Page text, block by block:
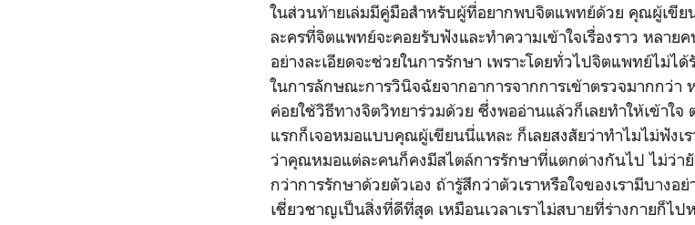
ในส่วนท้ายเล่มมีคู่มือสำหรับผู้ที่อยากพบจิตแพทย์ด้วย คุณผู้เขีย
ละครที่จิตแพทย์จะคอยรับฟังและทำความเข้าใจเรื่องราว หลายค
อย่างละเอียดจะช่วยในการรักษา เพราะโดยทั่วไปจิตแพทย์ไม่ไ
ในการลักษณะการวินิจฉัยจากอาการจากการเข้าตรวจมากกว่า
ค่อยใช้วิธีทางจิตวิทยาร่วมด้วย ซึ่งพออ่านแล้วก็เลยทำให้เข้าใ
แรกก็เจอหมอแบบคุณผู้เขียนนี่แหละ ก็เลยสงสัยว่าทำไมไม่ฟังเ
ว่าคุณหมอแต่ละคนก็คงมีสไตล์การรักษาที่แตกต่างกันไป ไม่ว่า
กว่าการรักษาด้วยตัวเอง ถ้ารู้สึกว่าตัวเราหรือใจของเรามีบางอ
เชี่ยวชาญเป็นสิ่งที่ดีที่สุด เหมือนเวลาเราไม่สบายที่ร่างกายก็